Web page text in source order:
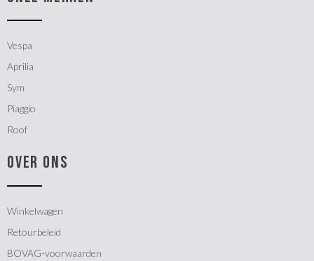
Vespa
Aprilia
Sym
Piaggio
Roof
OVER ONS
Winkelwagen
Retourbeleid
BOVAG-voorwaarden